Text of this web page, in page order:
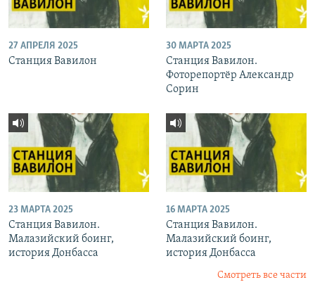
27 АПРЕЛЯ 2025
Станция Вавилон
30 МАРТА 2025
Станция Вавилон.
Фоторепортёр Александр
Сорин
23 МАРТА 2025
Станция Вавилон.
Малазийский боинг,
история Донбасса
16 МАРТА 2025
Станция Вавилон.
Малазийский боинг,
история Донбасса
Смотреть все части